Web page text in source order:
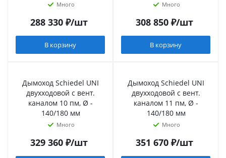
Много
288 330₽/шт
В корзину
Много
308 850₽/шт
В корзину
Дымоход Schiedel UNI
двухходовой с вент.
каналом 10 пм, Ø -
140/180 мм
Много
329 360₽/шт
Дымоход Schiedel UNI
двухходовой с вент.
каналом 11 пм, Ø -
140/180 мм
Много
351 670₽/шт